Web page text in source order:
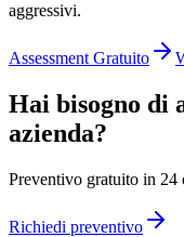
aggressivi.
Assessment Gratuito
Hai bisogno di
azienda?
Preventivo gratuito in 24
Richiedi preventivo